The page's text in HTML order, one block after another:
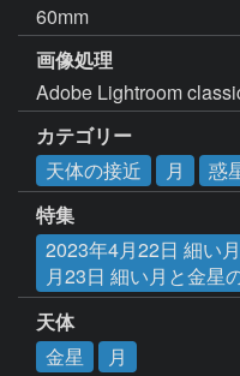
60mm
画像処理
Adobe Lightroom
カテゴリー
天体の接近
月
惑
特集
2023年4月22日 細い
月23日 細い月と金星
天体
金星
月